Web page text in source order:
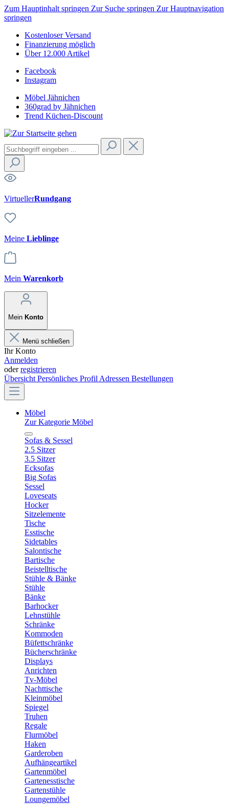
Zum Hauptinhalt springen Zur Suche springen Zur Hauptnavigation
springen
Kostenloser Versand
Finanzierung möglich
Über 12.000 Artikel
Facebook
Instagram
Möbel Jähnichen
360grad by Jähnichen
Trend Küchen-Discount
VirtuellerRundgang
Meine Lieblinge
Mein Warenkorb
Mein Konto
Menü schließen
Ihr Konto
Anmelden
oderregistrieren
Übersicht Persönliches Profil Adressen Bestellungen
Möbel
Zur Kategorie Möbel
Sofas & Sessel
2.5 Sitzer
3.5 Sitzer
Ecksofas
Big Sofas
Sessel
Loveseats
Hocker
Sitzelemente
Tische
Esstische
Sidetables
Salontische
Bartische
Beistelltische
Stühle & Bänke
Stühle
Bänke
Barhocker
Lehnstühle
Schränke
Kommoden
Büfettschränke
Bücherschränke
Displays
Anrichten
Tv-Möbel
Nachttische
Kleinmöbel
Spiegel
Truhen
Regale
Flurmöbel
Haken
Garderoben
Aufhängeartikel
Gartenmöbel
Gartenesstische
Gartenstühle
Loungemöbel